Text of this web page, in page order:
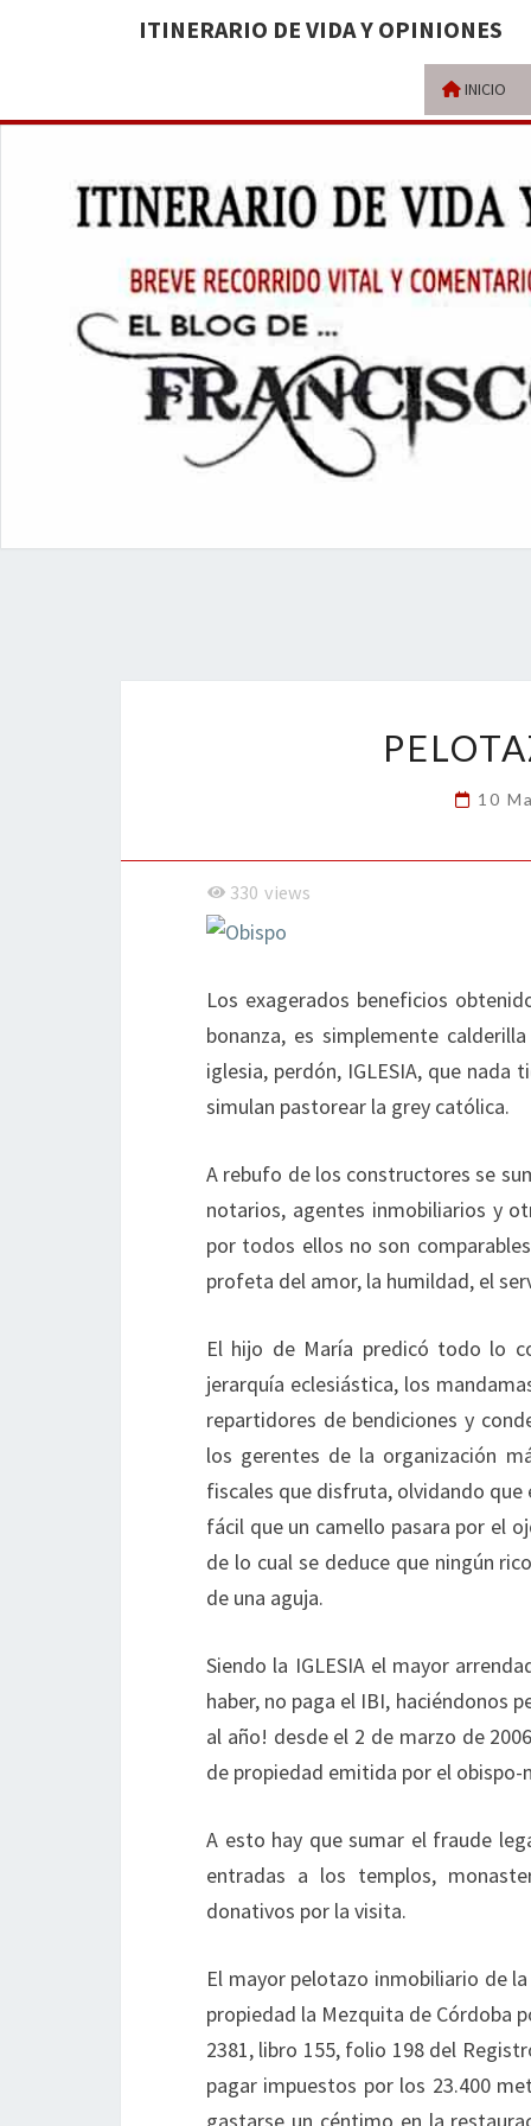
ITINERARIO DE VIDA Y OPINIONES
INICIO
10
330 views
Los exagerados beneficios
bonanza, es simplemente
iglesia, perdón, IGLESIA, que
simulan pastorear la grey católica.
A rebufo de los constructores se
notarios, agentes inmobiliarios y
por todos ellos no son
profeta del amor, la humildad, el
El hijo de María predicó todo lo
jerarquía eclesiástica, los
repartidores de bendiciones y
los gerentes de la organización
fiscales que disfruta, olvidando
fácil que un camello pasara por el
de lo cual se deduce que ningún
de una aguja.
Siendo la IGLESIA el mayor
haber, no paga el IBI, haciéndonos
al año! desde el 2 de marzo de
de propiedad emitida por el
A esto hay que sumar el fraude
entradas a los templos,
donativos por la visita.
El mayor pelotazo inmobiliario de
propiedad la Mezquita de Córdoba
2381, libro 155, folio 198 del
pagar impuestos por los 23.400